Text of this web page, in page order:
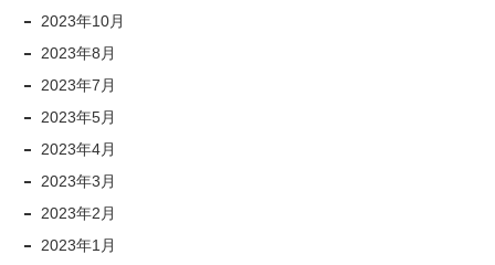
2023年10月
2023年8月
2023年7月
2023年5月
2023年4月
2023年3月
2023年2月
2023年1月